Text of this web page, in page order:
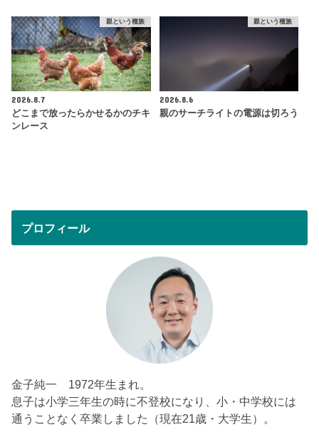
親という種族
2026.8.7
どこまで放ったらかせるかのチキ
ンレース
親という種族
2026.8.6
親のサーチライトの電源は切ろう
プロフィール
金子純一 1972年生まれ。
息子は小学三年生の時に不登校になり、小・中学校には
通うことなく卒業しました（現在21歳・大学生）。